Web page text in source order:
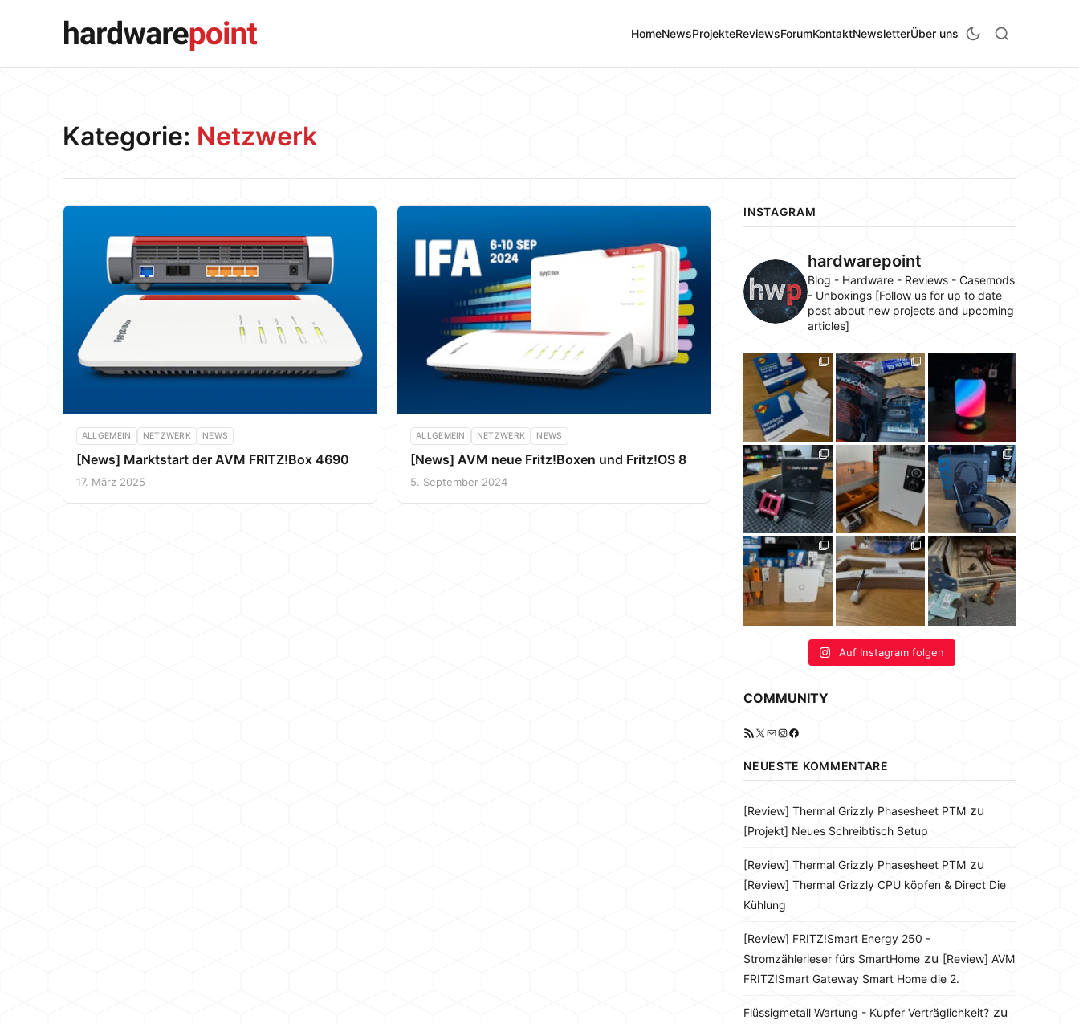
HomeNewsProjekteReviewsForumKontaktNewsletterÜber uns
Kategorie: Netzwerk
ALLGEMEIN NETZWERK NEWS
[News] Marktstart der AVM FRITZ!Box 4690
17. März 2025
ALLGEMEIN NETZWERK NEWS
[News] AVM neue Fritz!Boxen und Fritz!OS 8
5. September 2024
INSTAGRAM
hardwarepoint
Blog - Hardware - Reviews - Casemods
- Unboxings [Follow us for up to date
post about new projects and upcoming
articles]
Auf Instagram folgen
COMMUNITY
RSS-Feed
X E-MailInstagram
Facebook
NEUESTE KOMMENTARE
[Review] Thermal Grizzly Phasesheet PTM zu
[Projekt] Neues Schreibtisch Setup
[Review] Thermal Grizzly Phasesheet PTM zu
[Review] Thermal Grizzly CPU köpfen & Direct Die
Kühlung
[Review] FRITZ!Smart Energy 250 -
Stromzählerleser fürs SmartHome zu [Review] AVM
FRITZ!Smart Gateway Smart Home die 2.
Flüssigmetall Wartung - Kupfer Verträglichkeit? zu